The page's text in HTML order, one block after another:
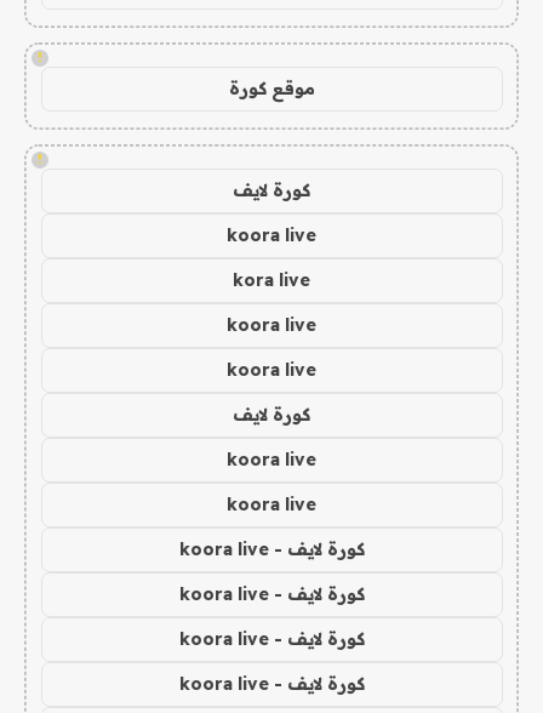
!
موقع كورة
!
كورة لايف
koora live
kora live
koora live
koora live
كورة لايف
koora live
koora live
كورة لايف - koora live
كورة لايف - koora live
كورة لايف - koora live
كورة لايف - koora live